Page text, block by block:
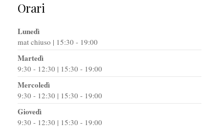
Orari
Lunedì
mat chiuso | 15:30 - 19:00
Martedì
9:30 - 12:30 | 15:30 - 19:00
Mercoledì
9:30 - 12:30 | 15:30 - 19:00
Giovedì
9:30 - 12:30 | 15:30 - 19:00